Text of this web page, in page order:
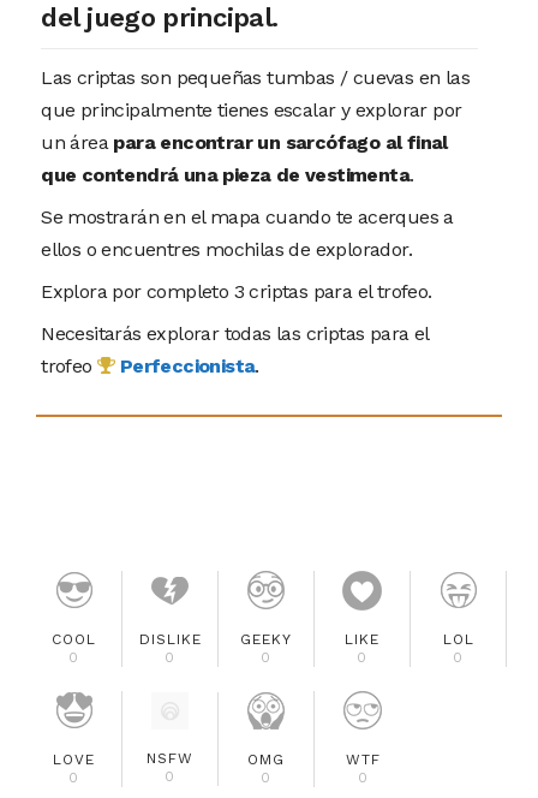
del juego principal.
Las criptas son pequeñas tumbas / cuevas en las
que principalmente tienes escalar y explorar por
un áreapara encontrar un sarcófago al final
que contendrá una pieza de vestimenta.
Se mostrarán en el mapa cuando te acerques a
ellos o encuentres mochilas de explorador.
Explora por completo 3 criptas para el trofeo.
Necesitarás explorar todas las criptas para el
trofeo
Perfeccionista.
COOL
0
DISLIKE
0
GEEKY
0
LIKE
0
LOL
0
LOVE
0
NSFW
0
OMG
0
WTF
0